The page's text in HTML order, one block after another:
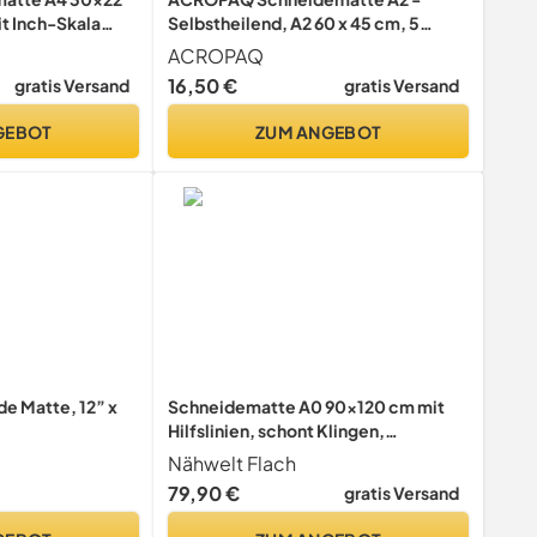
Inch-Skala
gratis Versand
Selbstheilend, A2 60 x 45 cm, 5
Lagen Schutz für Ihre Möbel, mit
beidseitigen Gittern und
Winkelmarkierungen -
Schneideunterlage, Cutting mat
ACROPAQ
16,50 €
gratis Versand
ZUM ANGEBOT
Matte, 12” x
Schneidematte A0 90x120 cm mit
Hilfslinien, schont Klingen,
Schneide-Unterlage, Cutting
Board/Mat für Patchwork,
Bastelmatte, Bastelunterlage,
Nähwelt Flach
79,90 €
gratis Versand